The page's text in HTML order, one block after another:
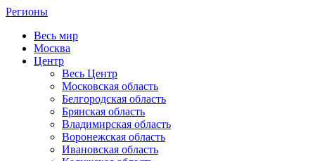
Регионы
Весь мир
Москва
Центр
Весь Центр
Московская область
Белгородская область
Брянская область
Владимирская область
Воронежская область
Ивановская область